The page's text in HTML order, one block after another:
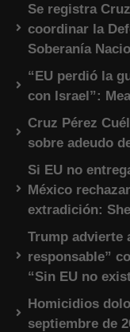
Se registra
coordinar la
Soberanía
“EU perdió la
con Israel”:
Cruz Pérez
sobre adeudo
Si EU no
México
extradición:
Trump advierte
responsable”
“Sin EU no
Homicidios
septiembre de